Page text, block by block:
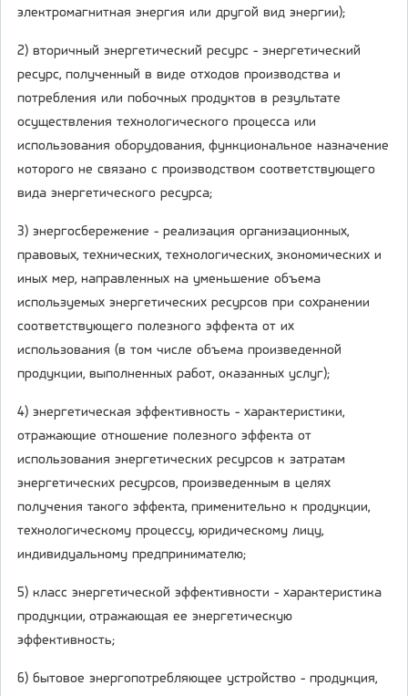
электромагнитная энергия или другой вид энергии);
2) вторичный энергетический ресурс - энергетический
ресурс, полученный в виде отходов производства и
потребления или побочных продуктов в результате
осуществления технологического процесса или
использования оборудования, функциональное назначение
которого не связано с производством соответствующего
вида энергетического ресурса;
3) энергосбережение - реализация организационных,
правовых, технических, технологических, экономических и
иных мер, направленных на уменьшение объема
используемых энергетических ресурсов при сохранении
соответствующего полезного эффекта от их
использования (в том числе объема произведенной
продукции, выполненных работ, оказанных услуг);
4) энергетическая эффективность - характеристики,
отражающие отношение полезного эффекта от
использования энергетических ресурсов к затратам
энергетических ресурсов, произведенным в целях
получения такого эффекта, применительно к продукции,
технологическому процессу, юридическому лицу,
индивидуальному предпринимателю;
5) класс энергетической эффективности - характеристика
продукции, отражающая ее энергетическую
эффективность;
6) бытовое энергопотребляющее устройство - продукция,